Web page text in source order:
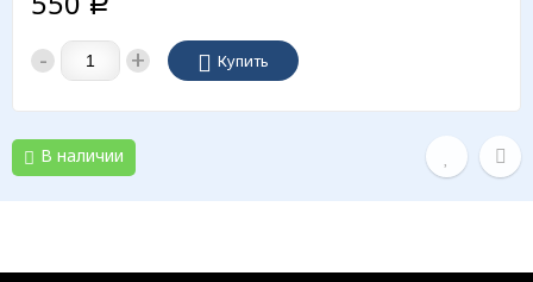
Р
- + Купить
В наличии